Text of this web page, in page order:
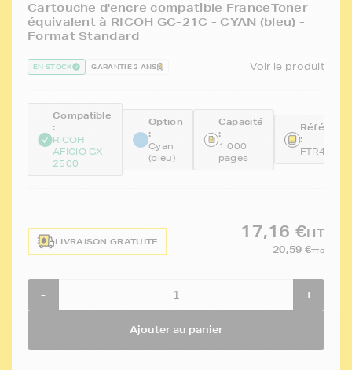
Cartouche d'encre compatible FranceToner
équivalent à RICOH GC-21C - CYAN (bleu) -
Format Standard
EN STOCK GARANTIE 2 ANS Voir le produit
Compatible
:
RICOH
AFICIO GX
2500
Option
:
Cyan
(bleu)
Capacité
:
1 000
pages
:
LIVRAISON GRATUITE
17,16 €HT
20,59 €TTC
- +
Ajouter au panier